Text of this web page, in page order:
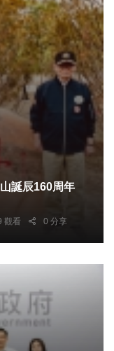
誕辰160周年
觀看 0 分享